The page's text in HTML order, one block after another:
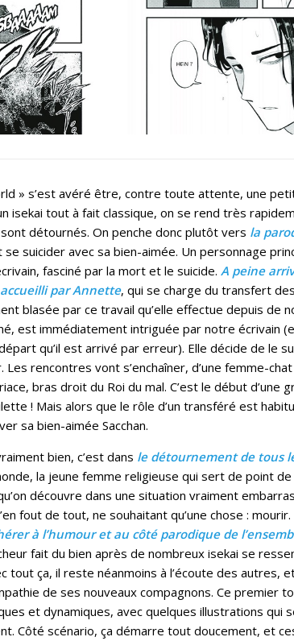
» s’est avéré être, contre toute attente, une
isekai tout à fait classique, on se rend très
détournés. On penche donc plutôt vers la
suicider avec sa bien-aimée. Un personnage
fasciné par la mort et le suicide. A peine
par Annette, qui se charge du transfert
blasée par ce travail qu’elle effectue depuis de
est immédiatement intriguée par notre écrivain
qu’il est arrivé par erreur). Elle décide de le
rencontres vont s’enchaîner, d’une femme-
bras droit du Roi du mal. C’est le début d’une
! Mais alors que le rôle d’un transféré est
sa bien-aimée Sacchan.
bien, c’est dans le détournement de tous
la jeune femme religieuse qui sert de point
découvre dans une situation vraiment
fout de tout, ne souhaitant qu’une chose : mourir.
à l’humour et au côté parodique de
fait du bien après de nombreux isekai se
tout ça, il reste néanmoins à l’écoute des autres,
de ses nouveaux compagnons. Ce premier
et dynamiques, avec quelques illustrations qui
Côté scénario, ça démarre tout doucement, et